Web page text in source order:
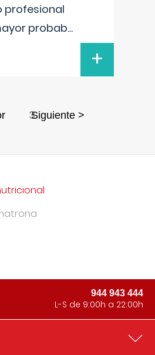
profesional
probab...
+
3Siguiente >
944 943 444
L-S de 9:00h a 22:00h